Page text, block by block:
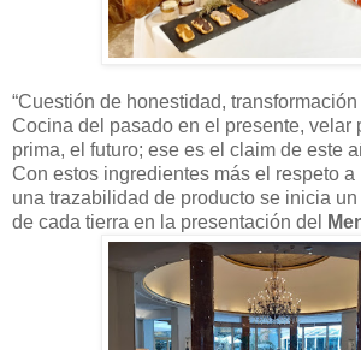
“Cuestión de honestidad,
Cocina del pasado en el presente, velar
prima, el futuro; ese es el claim de este
Con estos ingredientes más el respeto
una trazabilidad de producto se inicia
de cada tierra en la presentación del